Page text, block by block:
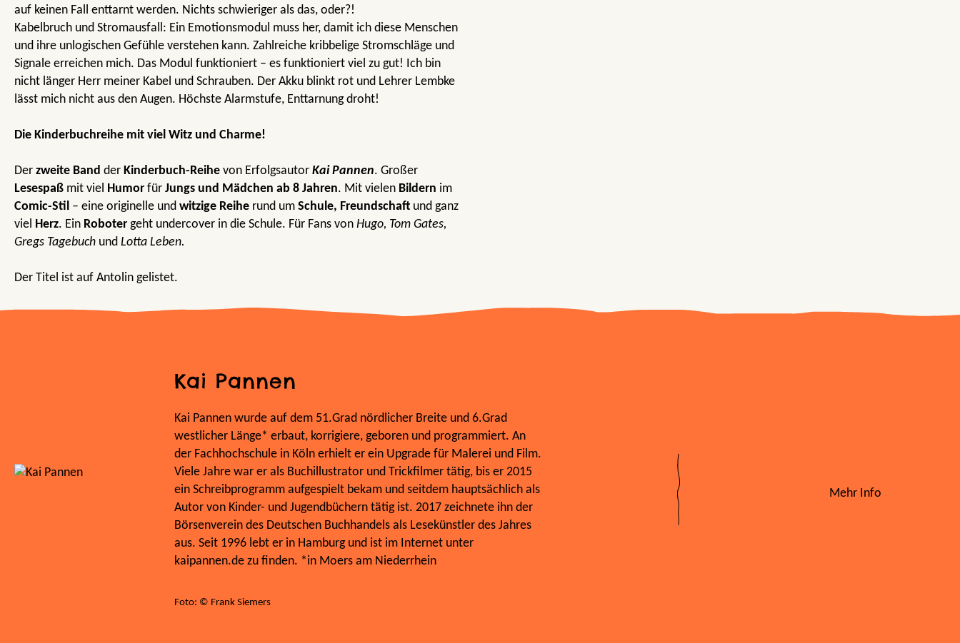
auf keinen Fall enttarnt werden. Nichts schwieriger als das, oder?!
Kabelbruch und Stromausfall: Ein Emotionsmodul muss her, damit ich diese Menschen
und ihre unlogischen Gefühle verstehen kann. Zahlreiche kribbelige Stromschläge und
Signale erreichen mich. Das Modul funktioniert – es funktioniert viel zu gut! Ich bin
nicht länger Herr meiner Kabel und Schrauben. Der Akku blinkt rot und Lehrer Lembke
lässt mich nicht aus den Augen. Höchste Alarmstufe, Enttarnung droht!
Die Kinderbuchreihe mit viel Witz und Charme!
Der zweite Band der Kinderbuch-Reihe von Erfolgsautor Kai Pannen. Großer
Lesespaß mit viel Humor für Jungs und Mädchen ab 8 Jahren. Mit vielen Bildern im
Comic-Stil – eine originelle und witzige Reihe rund um Schule, Freundschaft und ganz
viel Herz. Ein Roboter geht undercover in die Schule. Für Fans von Hugo, Tom Gates,
Gregs Tagebuch und Lotta Leben.
Der Titel ist auf Antolin gelistet.
Kai Pannen
Kai Pannen wurde auf dem 51.Grad nördlicher Breite und 6.Grad
westlicher Länge* erbaut, korrigiere, geboren und programmiert. An
der Fachhochschule in Köln erhielt er ein Upgrade für Malerei und Film.
Viele Jahre war er als Buchillustrator und Trickfilmer tätig, bis er 2015
ein Schreibprogramm aufgespielt bekam und seitdem hauptsächlich als
Autor von Kinder- und Jugendbüchern tätig ist. 2017 zeichnete ihn der
Börsenverein des Deutschen Buchhandels als Lesekünstler des Jahres
aus. Seit 1996 lebt er in Hamburg und ist im Internet unter
kaipannen.de zu finden. *in Moers am Niederrhein
Foto: © Frank Siemers
Mehr Info